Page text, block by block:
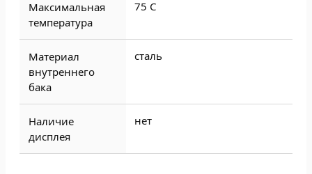
Максимальная
температура
75 C
Материал
внутреннего
бака
сталь
Наличие
дисплея
нет